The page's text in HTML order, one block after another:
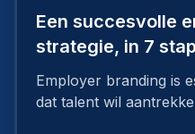
Een succesvolle
strategie, in 7
Employer branding is
dat talent wil aantrekken